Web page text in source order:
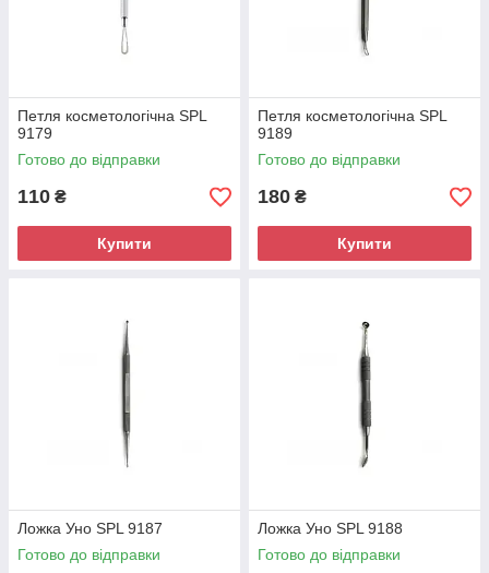
Петля косметологічна SPL
9179
Готово до відправки
110 ₴
Купити
Петля косметологічна SPL
9189
Готово до відправки
180 ₴
Купити
Ложка Уно SPL 9187
Готово до відправки
Ложка Уно SPL 9188
Готово до відправки